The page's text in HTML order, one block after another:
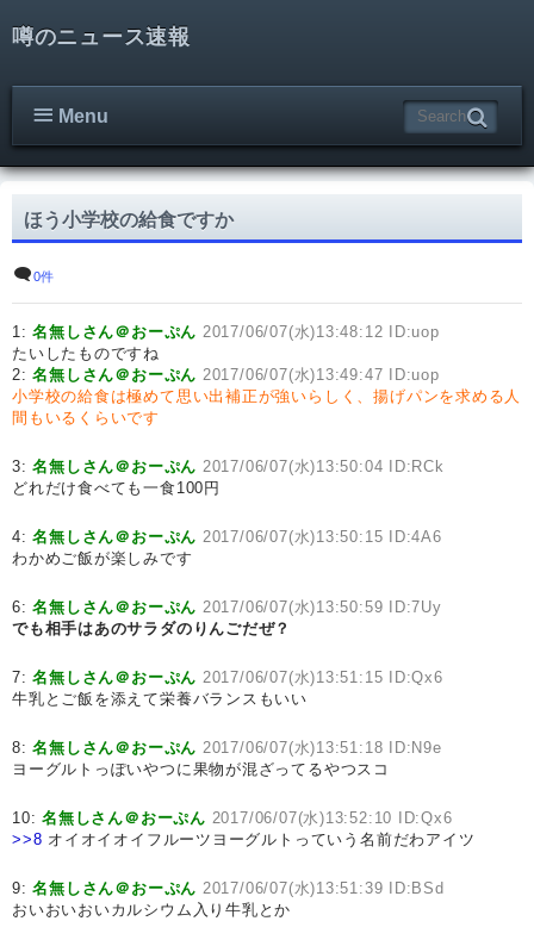
噂のニュース速報
Menu
ほう小学校の給食ですか
0件
1:名無しさん＠おーぷん 2017/06/07(水)13:48:12 ID:uop
たいしたものですね
2:名無しさん＠おーぷん 2017/06/07(水)13:49:47 ID:uop
小学校の給食は極めて思い出補正が強いらしく、揚げパンを求める人
間もいるくらいです
3:名無しさん＠おーぷん 2017/06/07(水)13:50:04 ID:RCk
どれだけ食べても一食100円
4:名無しさん＠おーぷん 2017/06/07(水)13:50:15 ID:4A6
わかめご飯が楽しみです
6:名無しさん＠おーぷん 2017/06/07(水)13:50:59 ID:7Uy
でも相手はあのサラダのりんごだぜ？
7:名無しさん＠おーぷん 2017/06/07(水)13:51:15 ID:Qx6
牛乳とご飯を添えて栄養バランスもいい
8:名無しさん＠おーぷん 2017/06/07(水)13:51:18 ID:N9e
ヨーグルトっぽいやつに果物が混ざってるやつスコ
10:名無しさん＠おーぷん 2017/06/07(水)13:52:10 ID:Qx6
>>8 オイオイオイフルーツヨーグルトっていう名前だわアイツ
9:名無しさん＠おーぷん 2017/06/07(水)13:51:39 ID:BSd
おいおいおいカルシウム入り牛乳とか